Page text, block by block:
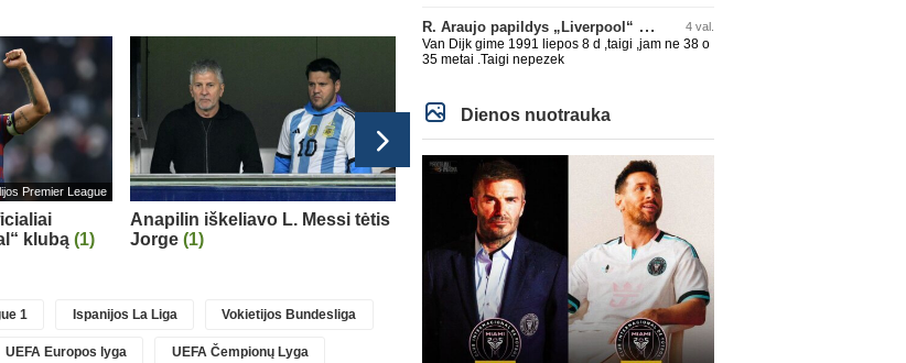
Premier League
klubą (1)
Anapilin iškeliavo L. Messi tėtis
Jorge (1)
Anglijos Premier League
X. Alonso negailėjo gražių
žodžių dabartiniam savo klubui
„Chelsea“
1 Ispanijos La Liga Vokietijos Bundesliga
UEFA Europos lyga UEFA Čempionų Lyga
darysis nugaros operaciją, tai kada grįš į aikštę?
Po pusės metų? Ne ne ačiū. Viskas gerai, Real
turi ir geresnių opcijų, Mauras viską sustatys į
vietas. Jeigu jis iš tikro būtų buvęs reikalingas,
galės su savo korešais iš rinktinės kartu pažaisti
R. Araujo papildys „Liverpool“ klubą 4 val.
Van Dijk gime 1991 liepos 8 d ,taigi ,jam ne 38 o
35 metai .Taigi nepezek
Dienos nuotrauka